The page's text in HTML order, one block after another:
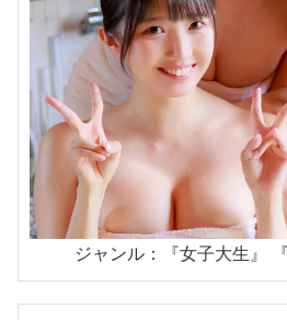
ジャンル：『女子大生』